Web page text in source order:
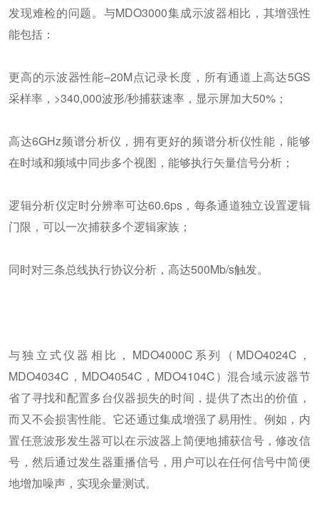
发现难检的问题。与MDO3000集成示波器相比，其增强性
能包括：
更高的示波器性能–20M点记录长度，所有通道上高达5GS
采样率，>340,000波形/秒捕获速率，显示屏加大50%；
高达6GHz频谱分析仪，拥有更好的频谱分析仪性能，能够
在时域和频域中同步多个视图，能够执行矢量信号分析；
逻辑分析仪定时分辨率可达60.6ps，每条通道独立设置逻辑
门限，可以一次捕获多个逻辑家族；
同时对三条总线执行协议分析，高达500Mb/s触发。
与独立式仪器相比，MDO4000C系列（MDO4024C，
MDO4034C，MDO4054C，MDO4104C）混合域示波器节
省了寻找和配置多台仪器损失的时间，提供了杰出的价值，
而又不会损害性能。它还通过集成增强了易用性。例如，内
置任意波形发生器可以在示波器上简便地捕获信号，修改信
号，然后通过发生器重播信号，用户可以在任何信号中简便
地增加噪声，实现余量测试。